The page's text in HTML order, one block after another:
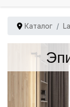
Каталог